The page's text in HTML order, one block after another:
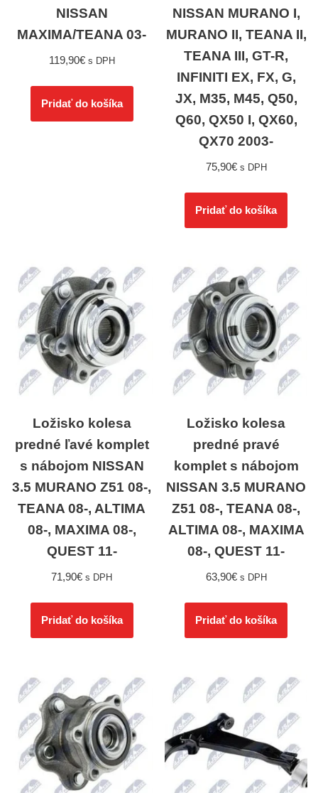
NISSAN
MAXIMA/TEANA 03-
119,90€ s DPH
Pridať do košíka
NISSAN MURANO I,
MURANO II, TEANA II,
TEANA III, GT-R,
INFINITI EX, FX, G,
JX, M35, M45, Q50,
Q60, QX50 I, QX60,
QX70 2003-
75,90€ s DPH
Pridať do košíka
Ložisko kolesa
predné ľavé komplet
s nábojom NISSAN
3.5 MURANO Z51 08-,
TEANA 08-, ALTIMA
08-, MAXIMA 08-,
QUEST 11-
71,90€ s DPH
Pridať do košíka
Ložisko kolesa
predné pravé
komplet s nábojom
NISSAN 3.5 MURANO
Z51 08-, TEANA 08-,
ALTIMA 08-, MAXIMA
08-, QUEST 11-
63,90€ s DPH
Pridať do košíka